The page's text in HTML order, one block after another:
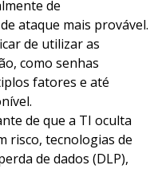
de
ataque mais provável.
de utilizar as
como senhas
fatores e até
de que a TI oculta
risco, tecnologias de
de dados (DLP),